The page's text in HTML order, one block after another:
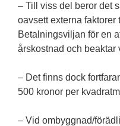
– Till viss del beror det
oavsett externa faktorer
Betalningsviljan för en
årskostnad och beaktar
– Det finns dock
500 kronor per
– Vid ombyggnad/